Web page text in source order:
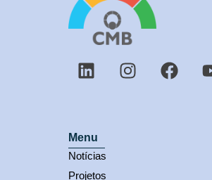
Menu
Notícias
Projetos